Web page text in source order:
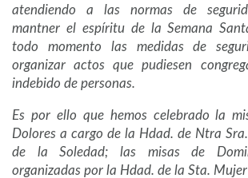
atendiendo a las normas de
mantner el espíritu de la Semana
todo momento las medidas de
organizar actos que pudiesen
indebido de personas.
Es por ello que hemos celebrado la
Dolores a cargo de la Hdad. de Ntra
de la Soledad; las misas de
organizadas por la Hdad. de la Sta.